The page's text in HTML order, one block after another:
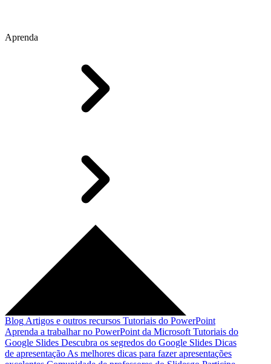
Aprenda
Blog Artigos e outros recursos Tutoriais do PowerPoint
Aprenda a trabalhar no PowerPoint da Microsoft Tutoriais do
Google Slides Descubra os segredos do Google Slides Dicas
de apresentação As melhores dicas para fazer apresentações